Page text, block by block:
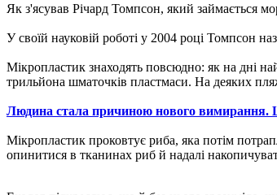
Як з'ясував Річард Томпсон, який займається
У своїй науковій роботі у 2004 році Томпсон
Мікропластик знаходять повсюдно: як на дні
трильйона шматочків пластмаси. На деяких
Людина стала причиною нового вимирання.
Мікропластик проковтує риба, яка потім
опинитися в тканинах риб й надалі